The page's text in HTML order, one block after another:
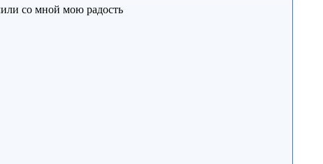
со мной мою радость